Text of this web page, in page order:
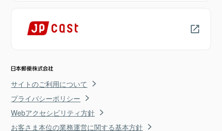
サイトのご利用について
プライバシーポリシー
Webアクセシビリティ方針
お客さま本位の業務運営に関する基本方針